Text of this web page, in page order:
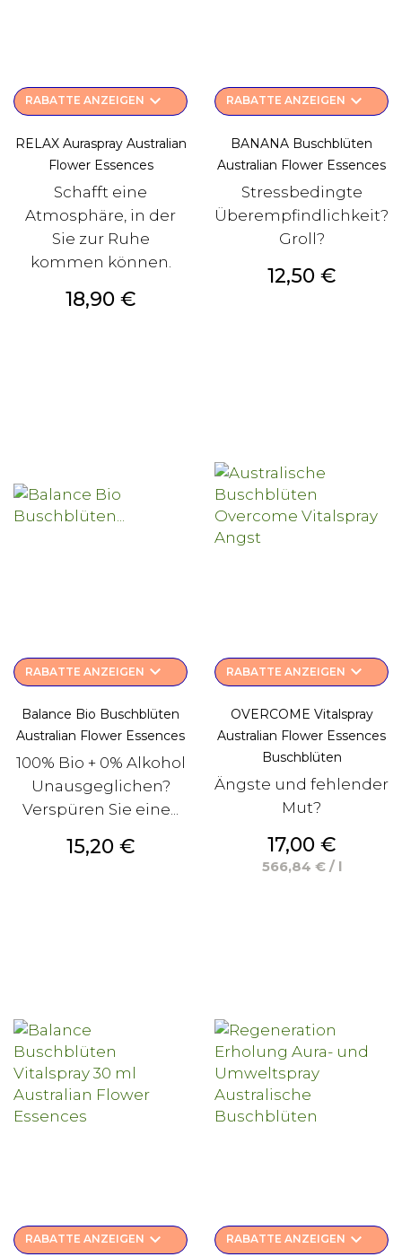
RABATTE ANZEIGEN keyboard_arrow_down
RELAX Auraspray Australian
Flower Essences
Schafft eine
Atmosphäre, in der
Sie zur Ruhe
kommen können.
Preis
18,90 €
RABATTE ANZEIGEN keyboard_arrow_down
BANANA Buschblüten
Australian Flower Essences
Stressbedingte
Überempfindlichkeit?
Groll?
Preis
12,50 €
RABATTE ANZEIGEN keyboard_arrow_down
Balance Bio Buschblüten
Australian Flower Essences
100% Bio + 0% Alkohol
Unausgeglichen?
Verspüren Sie eine...
Preis
15,20 €
RABATTE ANZEIGEN keyboard_arrow_down
OVERCOME Vitalspray
Australian Flower Essences
Buschblüten
Ängste und fehlender
Mut?
Preis
17,00 €
566,84 € / l
RABATTE ANZEIGEN keyboard_arrow_down RABATTE ANZEIGEN keyboard_arrow_down